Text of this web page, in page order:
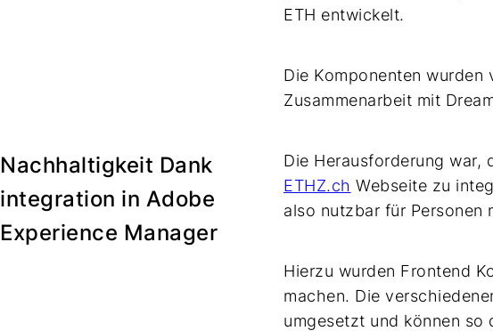
ETH entwickelt.
Die Komponenten wurden
Zusammenarbeit mit
Nachhaltigkeit Dank
integration in Adobe
Experience Manager
Die Herausforderung war,
ETHZ.ch Webseite zu
also nutzbar für Personen
Hierzu wurden Frontend
machen. Die
umgesetzt und können so